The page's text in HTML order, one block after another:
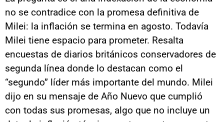
no se contradice con la promesa definitiva de
Milei: la inflación se termina en agosto. Todavía
Milei tiene espacio para prometer. Resalta
encuestas de diarios británicos conservadores de
segunda línea donde lo destacan como el
“segundo” líder más importante del mundo. Milei
dijo en su mensaje de Año Nuevo que cumplió
con todas sus promesas, algo que no incluye un